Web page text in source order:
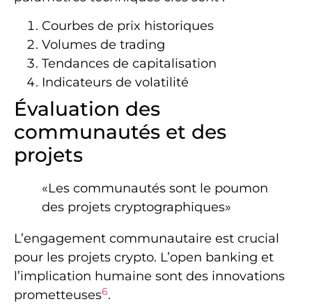
Courbes de prix historiques
Volumes de trading
Tendances de capitalisation
Indicateurs de volatilité
Évaluation des
communautés et des
projets
«Les communautés sont le poumon
des projets cryptographiques»
L’engagement communautaire est crucial
pour les projets crypto. L’open banking et
l’implication humaine sont des innovations
prometteuses6.